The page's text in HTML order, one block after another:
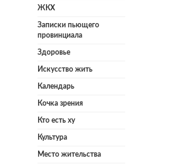
ЖКХ
Записки пьющего
провинциала
Здоровье
Искусство жить
Календарь
Кочка зрения
Кто есть ху
Культура
Место жительства